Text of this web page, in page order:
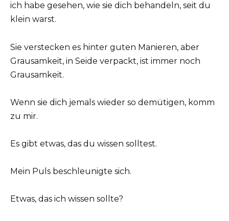
ich habe gesehen, wie sie dich behandeln, seit du
klein warst.
Sie verstecken es hinter guten Manieren, aber
Grausamkeit, in Seide verpackt, ist immer noch
Grausamkeit.
Wenn sie dich jemals wieder so demütigen, komm
zu mir.
Es gibt etwas, das du wissen solltest.
Mein Puls beschleunigte sich.
Etwas, das ich wissen sollte?